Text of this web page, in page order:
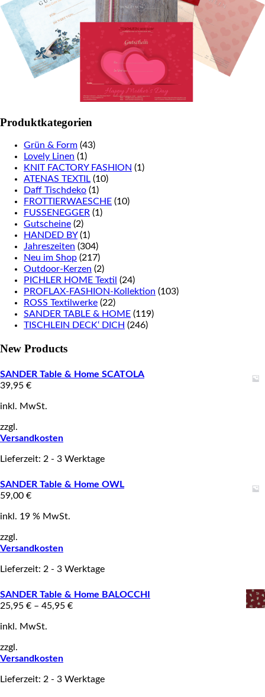
Produktkategorien
Grün & Form (43)
Lovely Linen (1)
KNIT FACTORY FASHION (1)
ATENAS TEXTIL (10)
Daff Tischdeko (1)
FROTTIERWAESCHE (10)
FUSSENEGGER (1)
Gutscheine (2)
HANDED BY (1)
Jahreszeiten (304)
Neu im Shop (217)
Outdoor-Kerzen (2)
PICHLER HOME Textil (24)
PROFLAX-FASHION-Kollektion (103)
ROSS Textilwerke (22)
SANDER TABLE & HOME (119)
TISCHLEIN DECK‘ DICH (246)
New Products
SANDER Table & Home SCATOLA
39,95 €
inkl. MwSt.
zzgl.
Versandkosten
Lieferzeit: 2 - 3 Werktage
SANDER Table & Home OWL
59,00 €
inkl. 19 % MwSt.
zzgl.
Versandkosten
Lieferzeit: 2 - 3 Werktage
SANDER Table & Home BALOCCHI
25,95 € – 45,95 €
inkl. MwSt.
zzgl.
Versandkosten
Lieferzeit: 2 - 3 Werktage